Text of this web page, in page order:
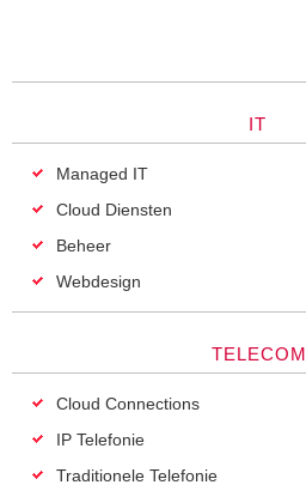
IT
Managed IT
Cloud Diensten
Beheer
Webdesign
TELECOM
Cloud Connections
IP Telefonie
Traditionele Telefonie